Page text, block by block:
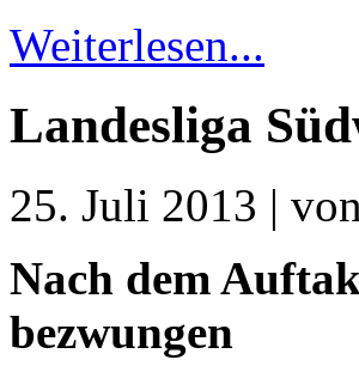
Weiterlesen...
Landesliga
25. Juli 2013 |
Nach dem
bezwungen